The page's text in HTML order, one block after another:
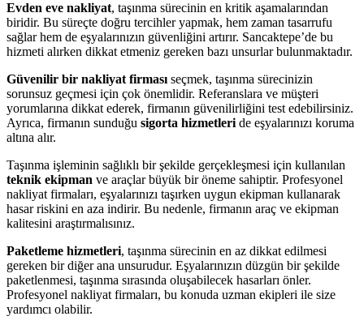
Evden eve nakliyat, taşınma sürecinin en kritik aşamalarından
biridir. Bu süreçte doğru tercihler yapmak, hem zaman tasarrufu
sağlar hem de eşyalarınızın güvenliğini artırır. Sancaktepe’de bu
hizmeti alırken dikkat etmeniz gereken bazı unsurlar bulunmaktadır.
Güvenilir bir nakliyat firması seçmek, taşınma sürecinizin
sorunsuz geçmesi için çok önemlidir. Referanslara ve müşteri
yorumlarına dikkat ederek, firmanın güvenilirliğini test edebilirsiniz.
Ayrıca, firmanın sunduğu sigorta hizmetleri de eşyalarınızı koruma
altına alır.
Taşınma işleminin sağlıklı bir şekilde gerçekleşmesi için kullanılan
teknik ekipman ve araçlar büyük bir öneme sahiptir. Profesyonel
nakliyat firmaları, eşyalarınızı taşırken uygun ekipman kullanarak
hasar riskini en aza indirir. Bu nedenle, firmanın araç ve ekipman
kalitesini araştırmalısınız.
Paketleme hizmetleri, taşınma sürecinin en az dikkat edilmesi
gereken bir diğer ana unsurudur. Eşyalarınızın düzgün bir şekilde
paketlenmesi, taşınma sırasında oluşabilecek hasarları önler.
Profesyonel nakliyat firmaları, bu konuda uzman ekipleri ile size
yardımcı olabilir.